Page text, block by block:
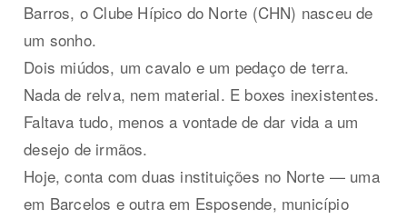
Barros, o Clube Hípico do Norte (CHN) nasceu de
um sonho.
Dois miúdos, um cavalo e um pedaço de terra.
Nada de relva, nem material. E boxes inexistentes.
Faltava tudo, menos a vontade de dar vida a um
desejo de irmãos.
Hoje, conta com duas instituições no Norte — uma
em Barcelos e outra em Esposende, município